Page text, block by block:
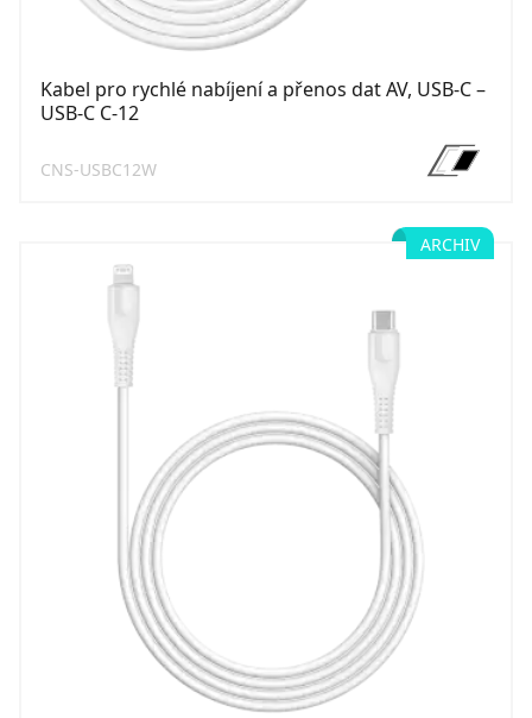
Kabel pro rychlé nabíjení a přenos dat AV, USB-C –
USB-C C-12
CNS-USBC12W
ARCHIV